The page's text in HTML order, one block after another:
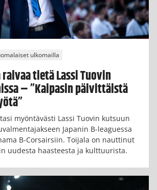
ulkomailla
tietä Lassi Tuovin
– ”Kaipasin päivittäistä
myöntävästi Lassi Tuovin kutsuun
Japanin B-leaguessa
B-Corsairsiin. Toijala on nauttinut
uudesta haasteesta ja kulttuurista.